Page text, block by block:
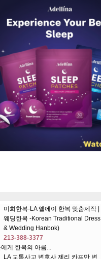
미희한복-LA 엘에이 한복 맞춤제작 |
웨딩한복 -Korean Traditional Dress
& Wedding Hanbok)
213-388-3377
게 한복의 아름...
LA 교통사고 변호사 제리 카프만 변